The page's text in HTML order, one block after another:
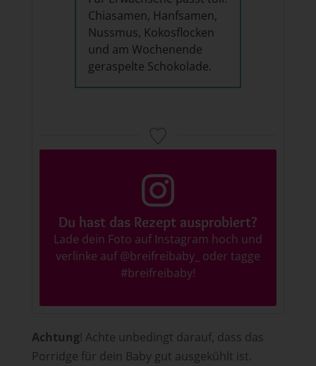
Chiasamen, Hanfsamen,
Nussmus, Kokosflocken
und am Wochenende
geraspelte Schokolade.
Du hast das Rezept ausprobiert?
Lade dein Foto auf Instagram hoch und
verlinke auf@breifreibaby_ oder tagge
#breifreibaby!
Achtung! Achte unbedingt darauf, dass das
Porridge für dein Baby gut ausgekühlt ist.